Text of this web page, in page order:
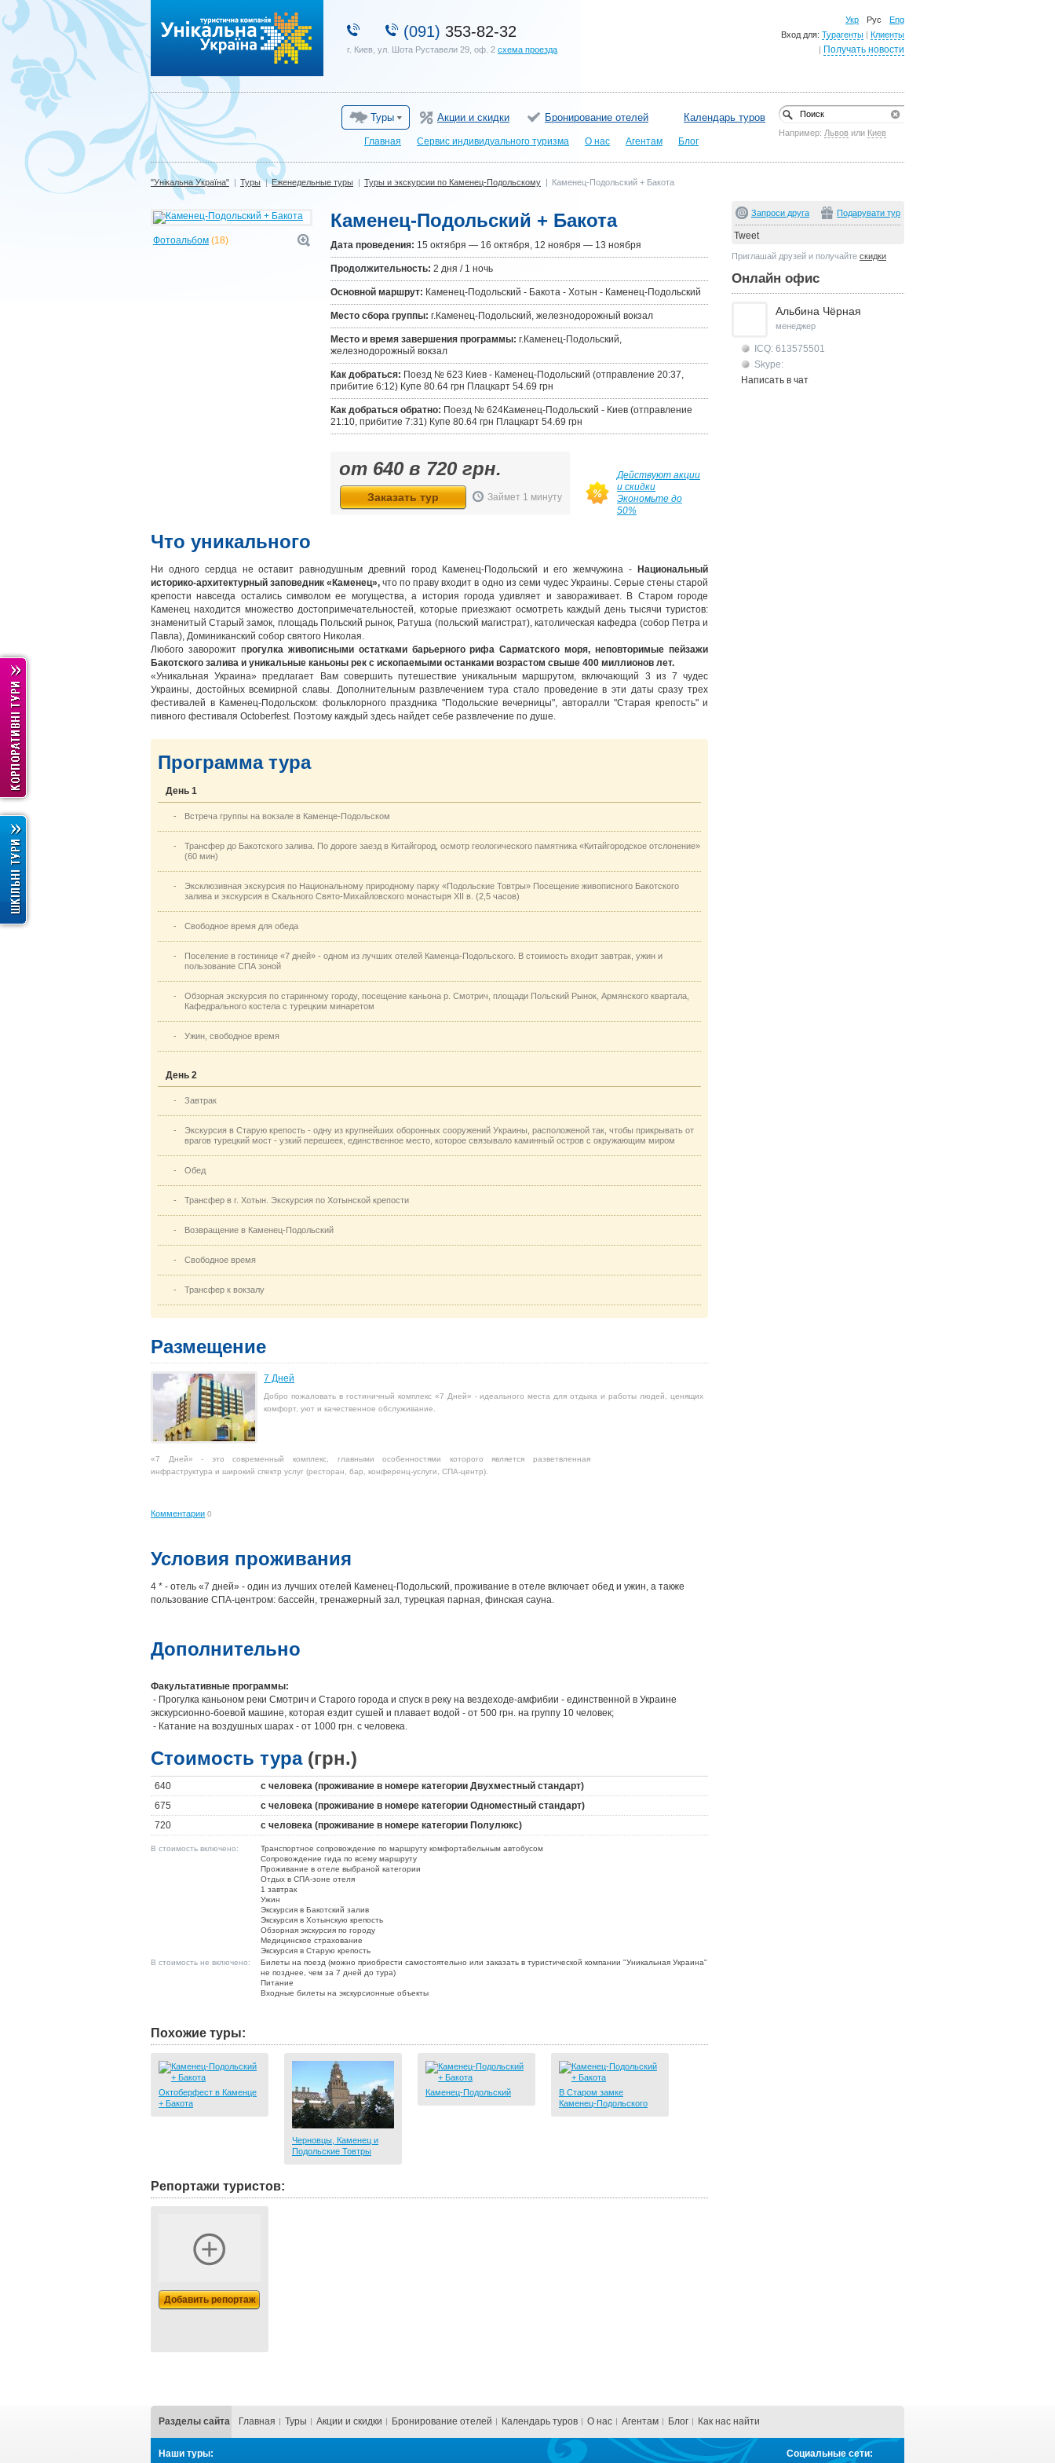
Укр Рус
Eng
Вход для: Турагенты | Клиенты
| Получать новости
(091) 353-82-32
г. Киев, ул. Шота Руставели 29, оф. 2 схема проезда
Например: Львов или Киев
Туры Акции и скидки Бронирование отелей Календарь туров
Главная Сервис индивидуального туризма О нас Агентам Блог
"Унікальна Україна" | Туры | Еженедельные туры | Туры и экскурсии по Каменец-Подольскому | Каменец-Подольский + Бакота
Фотоальбом (18)
Каменец-Подольский + Бакота
Дата проведения: 15 октября — 16 октября, 12 ноября — 13 ноября
Продолжительность: 2 дня / 1 ночь
Основной маршрут: Каменец-Подольский - Бакота - Хотын - Каменец-Подольский
Место сбора группы: г.Каменец-Подольский, железнодорожный вокзал
Место и время завершения программы: г.Каменец-Подольский,
железнодорожный вокзал
Как добраться: Поезд № 623 Киев - Каменец-Подольский (отправление 20:37,
прибитие 6:12) Купе 80.64 грн Плацкарт 54.69 грн
Как добраться обратно: Поезд № 624Каменец-Подольский - Киев (отправление
21:10, прибитие 7:31) Купе 80.64 грн Плацкарт 54.69 грн
от 640 в 720 грн.
Заказать тур Займет 1 минуту
Действуют акции
и скидки
Экономьте до
50%
Что уникального
Ни одного сердца не оставит равнодушным древний город Каменец-Подольский и его жемчужина -
Национальный
историко-архитектурный заповедник «Каменец», что по праву входит в одно из семи чудес Украины. Серые стены старой
крепости навсегда остались символом ее могущества, а история города удивляет и завораживает. В Старом городе
Каменец находится множество достопримечательностей, которые приезжают осмотреть каждый день тысячи туристов:
знаменитый Старый замок, площадь Польский рынок, Ратуша (польский магистрат), католическая кафедра (собор Петра и
Павла), Доминиканский собор святого Николая.
Любого заворожит прогулка живописными остатками барьерного рифа Сарматского моря, неповторимые пейзажи
Бакотского залива и уникальные каньоны рек с ископаемыми останками возрастом свыше 400 миллионов лет.
«Уникальная Украина» предлагает Вам совершить путешествие уникальным маршрутом, включающий 3 из 7 чудес
Украины, достойных всемирной славы. Дополнительным развлечением тура стало проведение в эти даты сразу трех
фестивалей в Каменец-Подольском: фольклорного праздника "Подольские вечерницы", авторалли "Старая крепость" и
пивного фестиваля Octoberfest. Поэтому каждый здесь найдет себе развлечение по душе.
Программа тура
День 1
- Встреча группы на вокзале в Каменце-Подольском
-
Трансфер до Бакотского залива. По дороге заезд в Китайгород, осмотр геологического памятника «Китайгородское отслонение»
(60 мин)
-
Эксклюзивная экскурсия по Национальному природному парку «Подольские Товтры» Посещение живописного Бакотского
залива и экскурсия в Скального Свято-Михайловского монастыря XII в. (2,5 часов)
- Свободное время для обеда
-
Поселение в гостинице «7 дней» - одном из лучших отелей Каменца-Подольского. В стоимость входит завтрак, ужин и
пользование СПА зоной
-
Обзорная экскурсия по старинному городу, посещение каньона р. Смотрич, площади Польский Рынок, Армянского квартала,
Кафедрального костела с турецким минаретом
- Ужин, свободное время
День 2
- Завтрак
-
Экскурсия в Старую крепость - одну из крупнейших оборонных сооружений Украины, расположеной так, чтобы прикрывать от
врагов турецкий мост - узкий перешеек, единственное место, которое связывало каминный остров с окружающим миром
- Обед
- Трансфер в г. Хотын. Экскурсия по Хотынской крепости
- Возвращение в Каменец-Подольский
- Свободное время
- Трансфер к вокзалу
Размещение
7 Дней
Добро пожаловать в гостиничный комплекс «7 Дней» - идеального места для отдыха и работы людей, ценящих
комфорт, уют и качественное обслуживание.
«7 Дней» - это современный комплекс, главными особенностями которого является разветвленная
инфраструктура и широкий спектр услуг (ресторан, бар, конференц-услуги, СПА-центр).
Комментарии 0
Условия проживания
4 * - отель «7 дней» - один из лучших отелей Каменец-Подольский, проживание в отеле включает обед и ужин, а также
пользование СПА-центром: бассейн, тренажерный зал, турецкая парная, финская сауна.
Дополнительно
Факультативные программы:
- Прогулка каньоном реки Смотрич и Старого города и спуск в реку на вездеходе-амфибии - единственной в Украине
экскурсионно-боевой машине, которая ездит сушей и плавает водой - от 500 грн. на группу 10 человек;
- Катание на воздушных шарах - от 1000 грн. с человека.
Стоимость тура (грн.)
640
с человека (проживание в номере категории Двухместный стандарт)
675
с человека (проживание в номере категории Одноместный стандарт)
720
с человека (проживание в номере категории Полулюкс)
В стоимость включено:
Транспортное сопровождение по маршруту комфортабельным автобусом
Сопровождение гида по всему маршруту
Проживание в отеле выбраной категории
Отдых в СПА-зоне отеля
1 завтрак
Ужин
Экскурсия в Бакотский залив
Экскурсия в Хотынскую крепость
Обзорная экскурсия по городу
Медицинское страхование
Экскурсия в Старую крепость
В стоимость не включено:
Билеты на поезд (можно приобрести самостоятельно или заказать в туристической компании "Уникальная Украина"
не позднее, чем за 7 дней до тура)
Питание
Входные билеты на экскурсионные объекты
Похожие туры:
Октоберфест в Каменце
+ Бакота
Черновцы, Каменец и
Подольские Товтры
Каменец-Подольский
В Старом замке
Каменец-Подольского
Репортажи туристов:
Добавить репортаж
Запроси друга Подарувати тур
Tweet
Приглашай друзей и получайте скидки
Онлайн офис
Альбина Чёрная
менеджер
ICQ: 613575501
Skype:
Написать в чат
Разделы сайта Главная Туры Акции и скидки Бронирование отелей Календарь туров О нас Агентам Блог Как нас найти
Наши туры: Социальные сети: